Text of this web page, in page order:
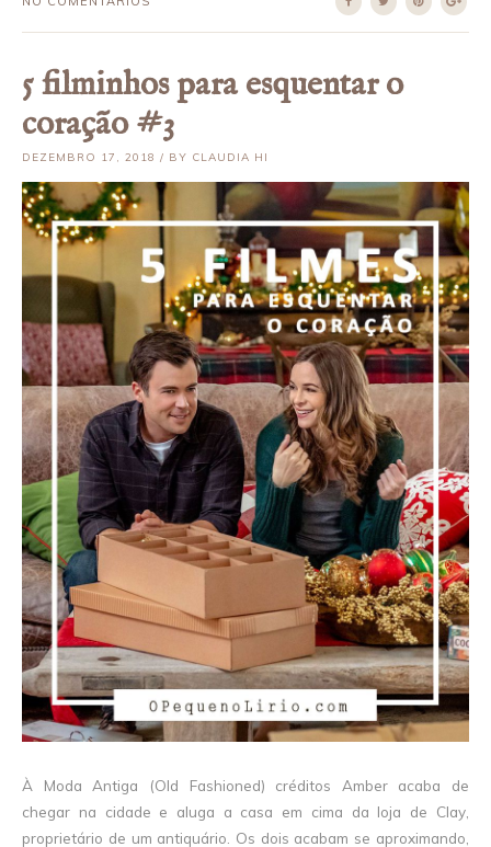
5 filminhos para esquentar o
coração #3
DEZEMBRO 17, 2018 / BY CLAUDIA HI
À Moda Antiga (Old Fashioned) créditos Amber acaba de
chegar na cidade e aluga a casa em cima da loja de Clay,
proprietário de um antiquário. Os dois acabam se aproximando,